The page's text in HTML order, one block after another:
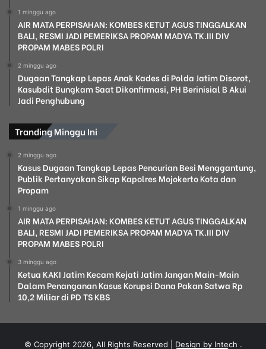
1 minggu ago
AIR MATA PERPISAHAN: KOMBES KETUT AGUS TINGGALKAN
BALI, RESMI JADI PEMERIKSA PROPAM MADYA TK.III DIV
PROPAM MABES POLRI
2 minggu ago
Dugaan Tangkap Lepas Anak Kades di Polda Jatim Disorot,
Kasubdit Bungkam Saat Dikonfirmasi, PH Berinisial B Akui
Jadi Penghubung
Tranding Minggu Ini
2 minggu ago
Kasus Dugaan Tangkap Lepas Pencurian Besi Menggantung,
Publik Pertanyakan Sikap Kapolres Mojokerto Kota dan
Propam
1 minggu ago
AIR MATA PERPISAHAN: KOMBES KETUT AGUS TINGGALKAN
BALI, RESMI JADI PEMERIKSA PROPAM MADYA TK.III DIV
PROPAM MABES POLRI
3 minggu ago
Ketua KAKI Jatim Kecam Kejati Jatim Jangan Main-Main
Dalam Penanganan Kasus Korupsi Dana Pakan Satwa Rp
10,2 Miliar di PD TS KBS
© Copyright 2026, All Rights Reserved | Design by Intech .